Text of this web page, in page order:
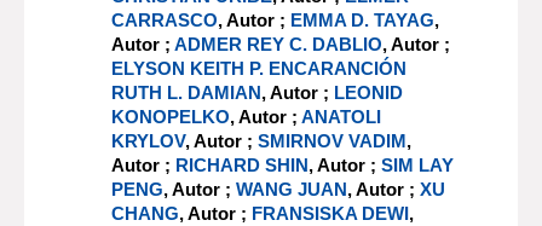
CARRASCO, Autor ; EMMA D. TAYAG,
Autor ;ADMER REY C. DABLIO, Autor ;
ELYSON KEITH P. ENCARANCIÓN
RUTH L. DAMIAN, Autor ; LEONID
KONOPELKO, Autor ;ANATOLI
KRYLOV, Autor ;SMIRNOV VADIM,
Autor ; RICHARD SHIN, Autor ;SIM LAY
PENG, Autor ;WANG JUAN, Autor ;XU
CHANG, Autor ; FRANSISKA DEWI,